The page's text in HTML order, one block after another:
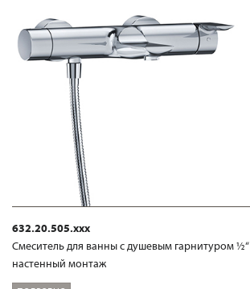
632.20.505.xxx
Смеситель для ванны с душевым гарнитуром ½“
настенный монтаж